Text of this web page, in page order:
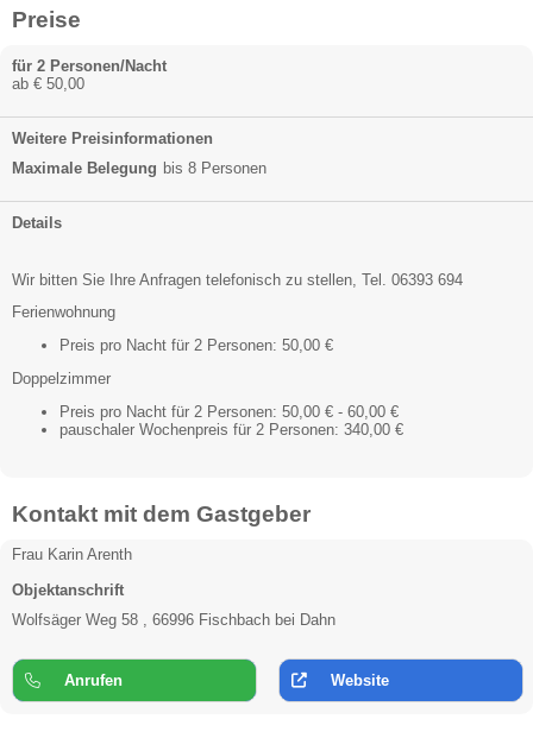
Preise
für 2 Personen/Nacht
ab € 50,00
Weitere Preisinformationen
Maximale Belegung bis 8 Personen
Details
Wir bitten Sie Ihre Anfragen telefonisch zu stellen, Tel. 06393 694
Ferienwohnung
Preis pro Nacht für 2 Personen: 50,00 €
Doppelzimmer
Preis pro Nacht für 2 Personen: 50,00 € - 60,00 €
pauschaler Wochenpreis für 2 Personen: 340,00 €
Kontakt mit dem Gastgeber
Frau Karin Arenth
Objektanschrift
Wolfsäger Weg 58 , 66996 Fischbach bei Dahn
Anrufen Website